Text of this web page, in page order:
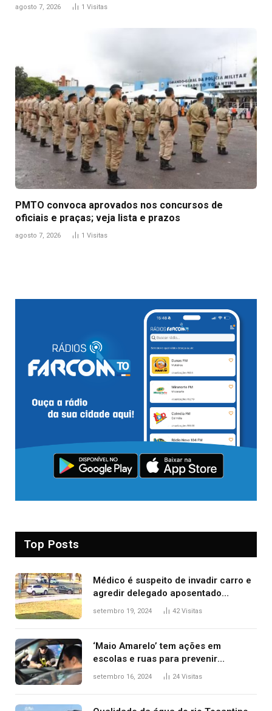
agosto 7, 2026 1 Visitas
PMTO convoca aprovados nos concursos de
oficiais e praças; veja lista e prazos
agosto 7, 2026 1 Visitas
Top Posts
Médico é suspeito de invadir carro e
agredir delegado aposentado
durante confusão no trânsito
setembro 19, 2024 42Visitas
‘Maio Amarelo’ tem ações em
escolas e ruas para prevenir
acidentes no trânsito no AP
setembro 16, 2024 24 Visitas